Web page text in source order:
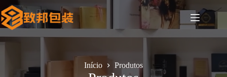
Pular
para
o
conteúdo
Início Produtos